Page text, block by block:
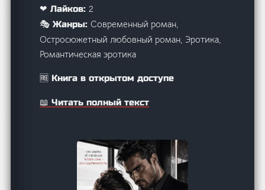
❤ Лайков:2
🎭 Жанры:Современный роман,
Остросюжетный любовный роман, Эротика,
Романтическая эротика
🆓 Книга в открытом доступе
📖 Читать полный текст